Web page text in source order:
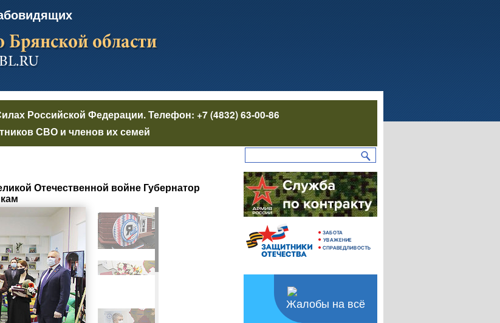
Российской Федерации. Телефон: +7 (4832) 63-00-86
СВО и членов их семей
Отечественной войне Губернатор
Жалобы на всё